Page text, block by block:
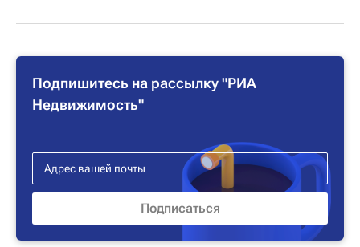
Подпишитесь на рассылку "РИА
Недвижимость"